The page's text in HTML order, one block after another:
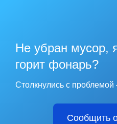
Не убран мусор,
горит фонарь?
Столкнулись с
Сообщить